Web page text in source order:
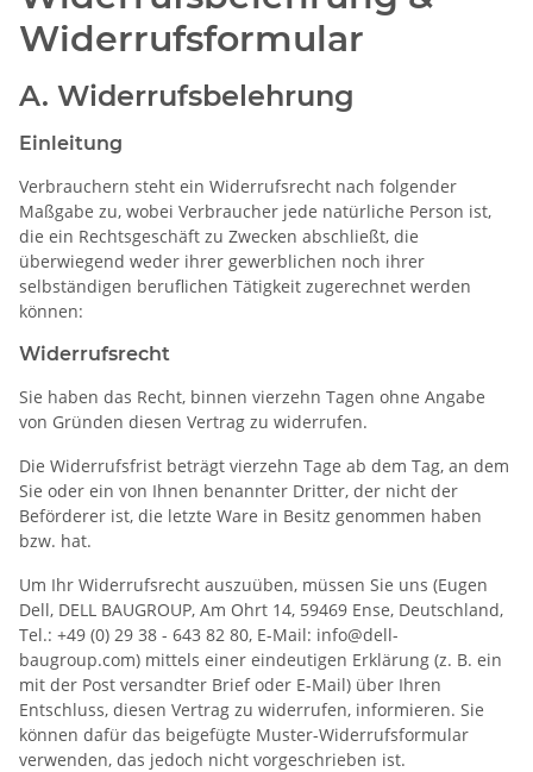
Widerrufsformular
A. Widerrufsbelehrung
Einleitung
Verbrauchern steht ein Widerrufsrecht nach folgender
Maßgabe zu, wobei Verbraucher jede natürliche Person ist,
die ein Rechtsgeschäft zu Zwecken abschließt, die
überwiegend weder ihrer gewerblichen noch ihrer
selbständigen beruflichen Tätigkeit zugerechnet werden
können:
Widerrufsrecht
Sie haben das Recht, binnen vierzehn Tagen ohne Angabe
von Gründen diesen Vertrag zu widerrufen.
Die Widerrufsfrist beträgt vierzehn Tage ab dem Tag, an dem
Sie oder ein von Ihnen benannter Dritter, der nicht der
Beförderer ist, die letzte Ware in Besitz genommen haben
bzw. hat.
Um Ihr Widerrufsrecht auszuüben, müssen Sie uns (Eugen
Dell, DELL BAUGROUP, Am Ohrt 14, 59469 Ense, Deutschland,
Tel.: +49 (0) 29 38 - 643 82 80, E-Mail: info@dell-
baugroup.com) mittels einer eindeutigen Erklärung (z. B. ein
mit der Post versandter Brief oder E-Mail) über Ihren
Entschluss, diesen Vertrag zu widerrufen, informieren. Sie
können dafür das beigefügte Muster-Widerrufsformular
verwenden, das jedoch nicht vorgeschrieben ist.